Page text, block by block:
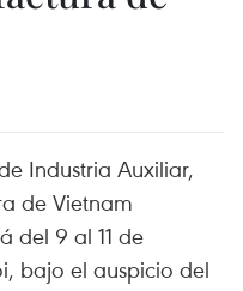
Industria Auxiliar,
de Vietnam
del 9 al 11 de
bajo el auspicio del